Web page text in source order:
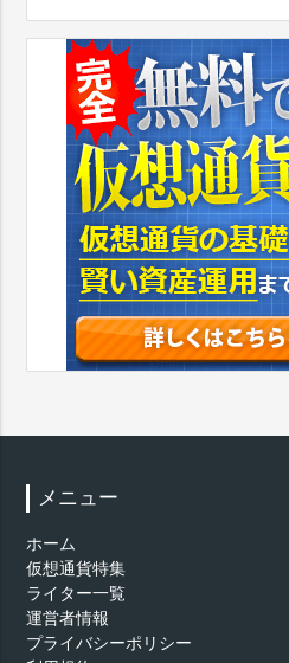
メニュー
ホーム
仮想通貨特集
ライター一覧
運営者情報
プライバシーポリシー